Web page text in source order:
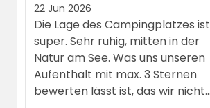
22 Jun 2026
Die Lage des Campingplatzes ist
super. Sehr ruhig, mitten in der
Natur am See. Was uns unseren
Aufenthalt mit max. 3 Sternen
bewerten lässt ist, das wir nicht